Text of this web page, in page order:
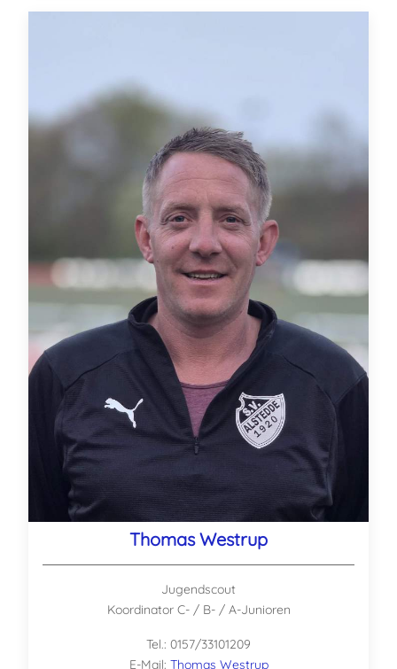
Thomas Westrup
Jugendscout
Koordinator C- / B- / A-Junioren
Tel.: 0157/33101209
E-Mail: Thomas Westrup